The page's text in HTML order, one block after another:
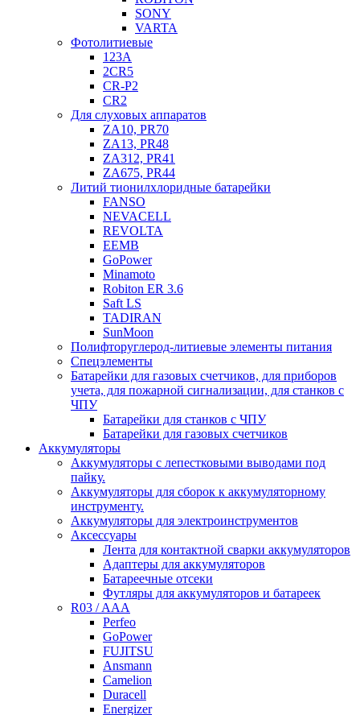
SONY
VARTA
Фотолитиевые
123A
2CR5
CR-P2
CR2
Для слуховых аппаратов
ZA10, PR70
ZA13, PR48
ZA312, PR41
ZA675, PR44
Литий тионилхлоридные батарейки
FANSO
NEVACELL
REVOLTA
EEMB
GoPower
Minamoto
Robiton ER 3.6
Saft LS
TADIRAN
SunMoon
Полифторуглерод-литиевые элементы питания
Спецэлементы
Батарейки для газовых счетчиков, для приборов
учета, для пожарной сигнализации, для станков с
ЧПУ
Батарейки для станков с ЧПУ
Батарейки для газовых счетчиков
Аккумуляторы
Аккумуляторы с лепестковыми выводами под
пайку.
Аккумуляторы для сборок к аккумуляторному
инструменту.
Аккумуляторы для электроинструментов
Аксессуары
Лента для контактной сварки аккумуляторов
Адаптеры для аккумуляторов
Батареечные отсеки
Футляры для аккумуляторов и батареек
R03 / AAA
Perfeo
GoPower
FUJITSU
Ansmann
Camelion
Duracell
Energizer